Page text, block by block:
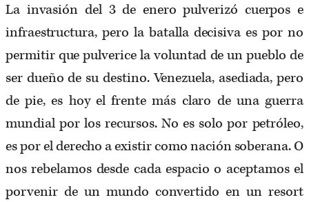
La invasión del 3 de enero pulverizó cuerpos e
infraestructura, pero la batalla decisiva es por no
permitir que pulverice la voluntad de un pueblo de
ser dueño de su destino. Venezuela, asediada, pero
de pie, es hoy el frente más claro de una guerra
mundial por los recursos. No es solo por petróleo,
es por el derecho a existir como nación soberana. O
nos rebelamos desde cada espacio o aceptamos el
porvenir de un mundo convertido en un resort